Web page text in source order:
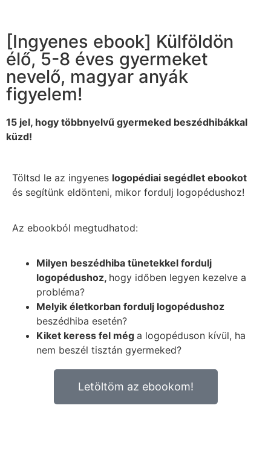
[Ingyenes ebook] Külföldön
élő, 5-8 éves gyermeket
nevelő, magyar anyák
figyelem!
15 jel, hogy többnyelvű gyermeked beszédhibákkal
küzd!
Töltsd le az ingyenes logopédiai segédlet ebookot
és segítünk eldönteni, mikor fordulj logopédushoz!
Az ebookból megtudhatod:
Milyen beszédhiba tünetekkel fordulj
logopédushoz, hogy időben legyen kezelve a
probléma?
Melyik életkorban fordulj logopédushoz
beszédhiba esetén?
Kiket keress fel még a logopéduson kívül, ha
nem beszél tisztán gyermeked?
Letöltöm az ebookom!